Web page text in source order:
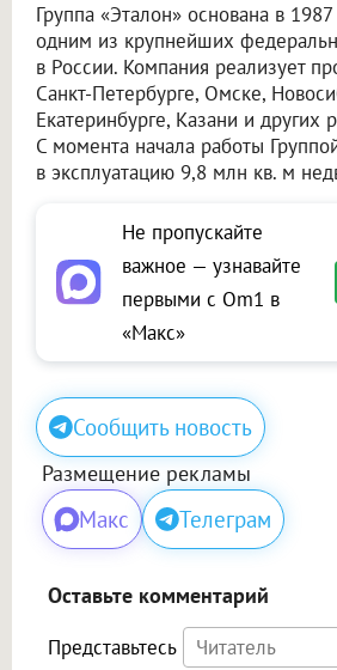
Группа «Эталон» основана в 1987
одним из крупнейших
в России. Компания реализует
Санкт-Петербурге, Омске,
Екатеринбурге, Казани и других
С момента начала работы
в эксплуатацию 9,8 млн кв. м
Не пропускайте
важное — узнавайте
первыми с Om1 в
«Макс»
Сообщить новость
Размещение рекламы
Макс Телеграм
Оставьте комментарий
Представьтесь